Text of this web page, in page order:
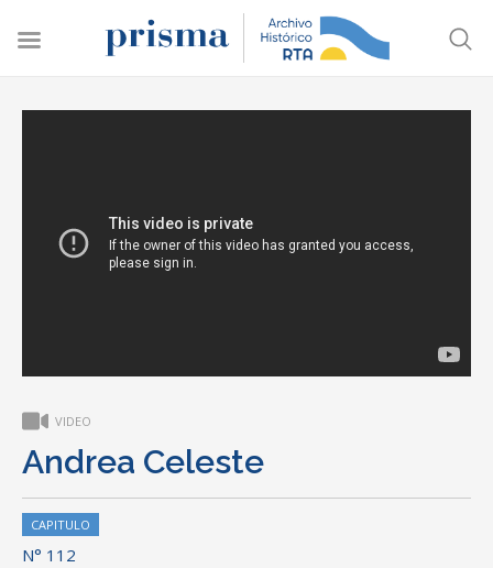
VIDEO
Andrea Celeste
CAPITULO
N° 112